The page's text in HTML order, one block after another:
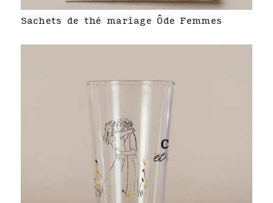
Sachets de thé mariage Ôde Femmes